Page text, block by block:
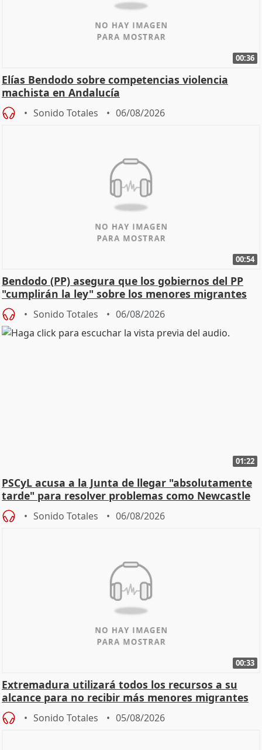
00:36
Elías Bendodo sobre competencias violencia
machista en Andalucía
Sonido Totales 06/08/2026
00:54
Bendodo (PP) asegura que los gobiernos del PP
"cumplirán la ley" sobre los menores migrantes
Sonido Totales 06/08/2026
01:22
PSCyL acusa a la Junta de llegar "absolutamente
tarde" para resolver problemas como Newcastle
Sonido Totales 06/08/2026
00:33
Extremadura utilizará todos los recursos a su
alcance para no recibir más menores migrantes
Sonido Totales 05/08/2026